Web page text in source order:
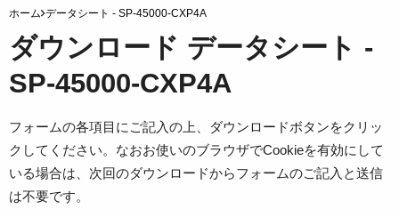
ホーム データシート - SP-45000-CXP4A
ダウンロード データシート -
SP-45000-CXP4A
フォームの各項目にご記入の上、ダウンロードボタンをクリッ
クしてください。なおお使いのブラウザでCookieを有効にして
いる場合は、次回のダウンロードからフォームのご記入と送信
は不要です。